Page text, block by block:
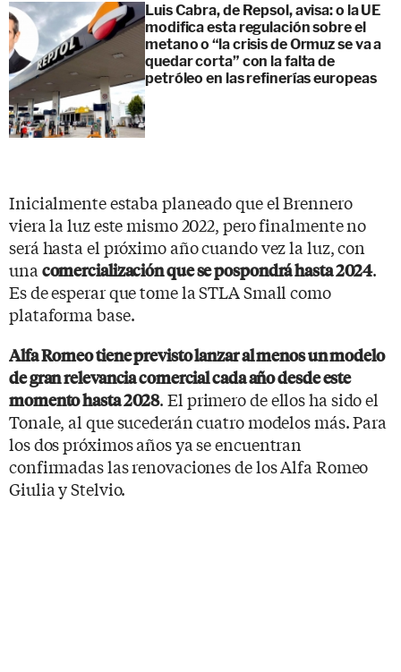
Luis Cabra, de Repsol, avisa: o la UE
modifica esta regulación sobre el
metano o “la crisis de Ormuz se va a
quedar corta” con la falta de
petróleo en las refinerías europeas
Inicialmente estaba planeado que el Brennero
viera la luz este mismo 2022, pero finalmente no
será hasta el próximo año cuando vez la luz, con
una comercialización que se pospondrá hasta 2024.
Es de esperar que tome la STLA Small como
plataforma base.
Alfa Romeo tiene previsto lanzar al menos un modelo
de gran relevancia comercial cada año desde este
momento hasta 2028. El primero de ellos ha sido el
Tonale, al que sucederán cuatro modelos más. Para
los dos próximos años ya se encuentran
confirmadas las renovaciones de los Alfa Romeo
Giulia y Stelvio.